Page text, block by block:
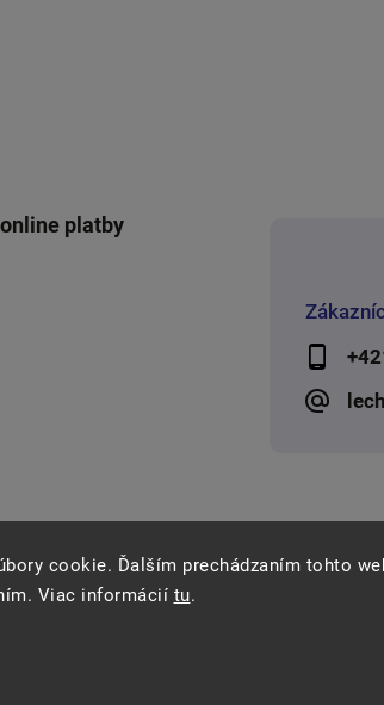
cookie. Ďalším prechádzaním tohto
Viac informácií tu.
platby